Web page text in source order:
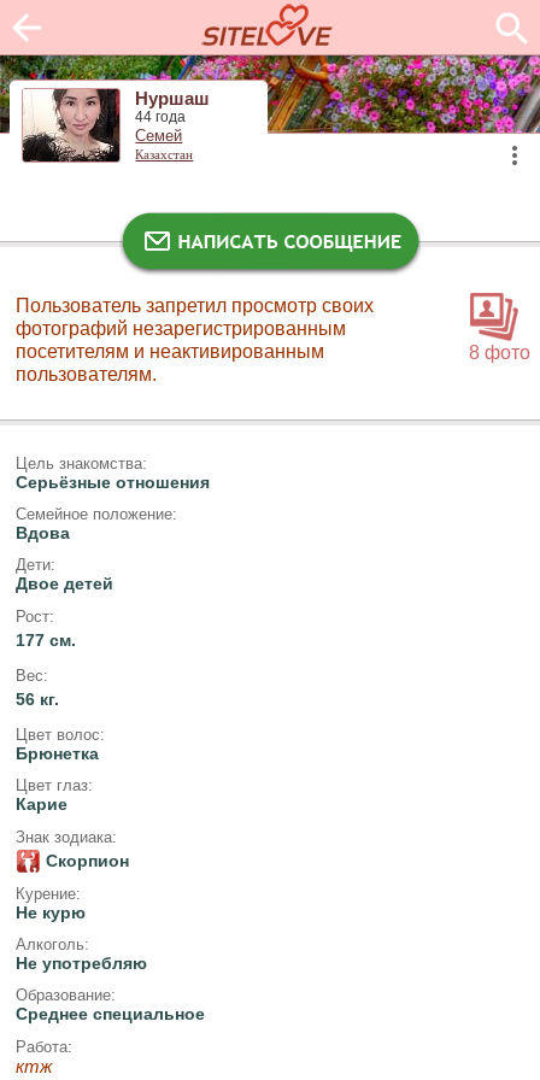
Нуршаш
44 года
Семей
Казахстан
8 фото
Пользователь запретил просмотр своих
фотографий незарегистрированным
посетителям и неактивированным
пользователям.
Цель знакомства:
Серьёзные отношения
Семейное положение:
Вдова
Дети:
Двое детей
Рост:
177 см.
Вес:
56 кг.
Цвет волос:
Брюнетка
Цвет глаз:
Карие
Знак зодиака:
Скорпион
Курение:
Не курю
Алкоголь:
Не употребляю
Образование:
Среднее специальное
Работа:
ктж